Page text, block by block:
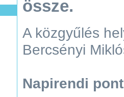
össze.
A közgyűlés
Bercsényi
Napirendi